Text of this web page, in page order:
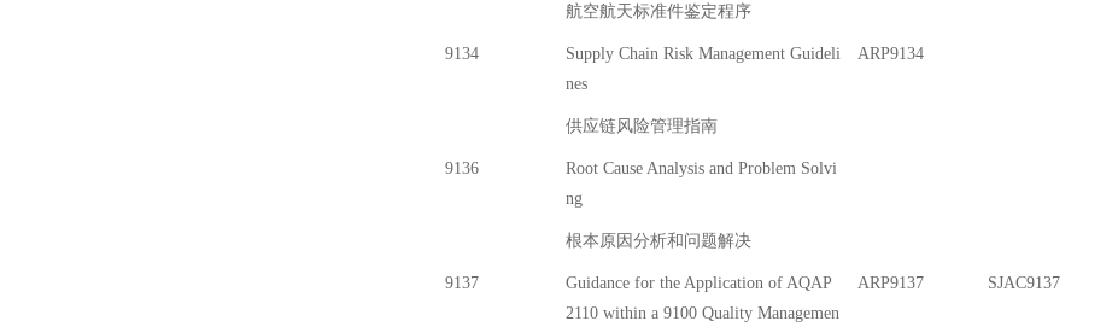
航空航天标准件鉴定程序
9134
Supply Chain Risk Management Guideli
nes
供应链风险管理指南
ARP9134
9136
Root Cause Analysis and Problem Solvi
ng
根本原因分析和问题解决
9137
Guidance for the Application of AQAP
2110 within a 9100 Quality Managemen
ARP9137 SJAC9137